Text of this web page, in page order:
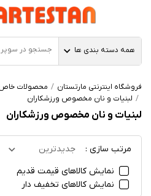
همه دسته بندی ها
فروشگاه اینترنتی مارتستان محصولات خاص
لبنیات و نان مخصوص ورزشکاران
لبنیات و نان مخصوص ورزشکاران
مرتب سازی :
جدیدترین
نمایش کالاهای قیمت قدیم
نمایش کالاهای تخفیف دار